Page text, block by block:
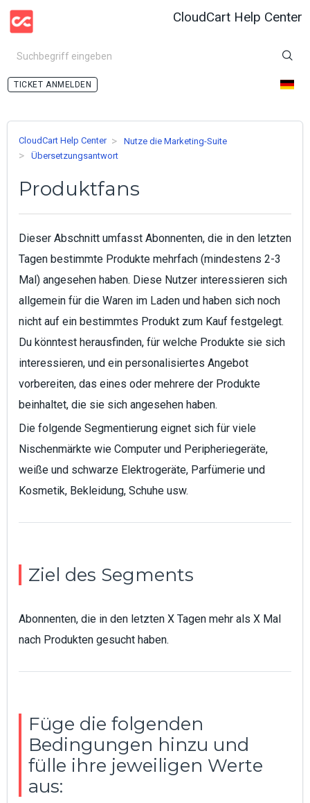
CloudCart Help Center
ANMELDEN
CloudCart Help Center
Nutze die Marketing-Suite
Übersetzungsantwort
Produktfans
Dieser Abschnitt umfasst Abonnenten, die in den letzten
Tagen bestimmte Produkte mehrfach (mindestens 2-3
Mal) angesehen haben. Diese Nutzer interessieren sich
allgemein für die Waren im Laden und haben sich noch
nicht auf ein bestimmtes Produkt zum Kauf festgelegt.
Du könntest herausfinden, für welche Produkte sie sich
interessieren, und ein personalisiertes Angebot
vorbereiten, das eines oder mehrere der Produkte
beinhaltet, die sie sich angesehen haben.
Die folgende Segmentierung eignet sich für viele
Nischenmärkte wie Computer und Peripheriegeräte,
weiße und schwarze Elektrogeräte, Parfümerie und
Kosmetik, Bekleidung, Schuhe usw.
Ziel des Segments
Abonnenten, die in den letzten X Tagen mehr als X Mal
nach Produkten gesucht haben.
Füge die folgenden
Bedingungen hinzu und
fülle ihre jeweiligen Werte
aus: